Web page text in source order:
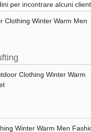
per incontrare alcuni